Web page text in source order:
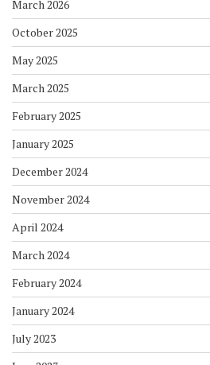
March 2026
October 2025
May 2025
March 2025
February 2025
January 2025
December 2024
November 2024
April 2024
March 2024
February 2024
January 2024
July 2023